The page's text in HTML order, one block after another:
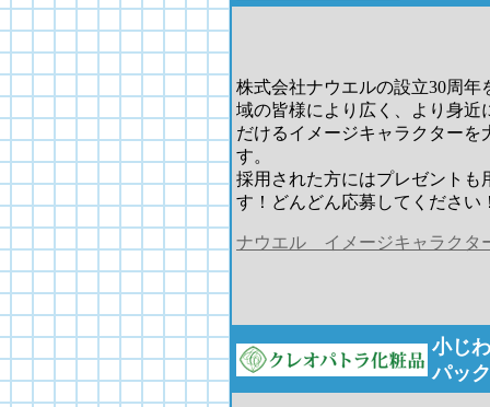
株式会社ナウエルの設立30周年
域の皆様により広く、より身近
だけるイメージキャラクターを
す。
採用された方にはプレゼントも
す！どんどん応募してください
ナウエル イメージキャラクタ
小じ
パッ